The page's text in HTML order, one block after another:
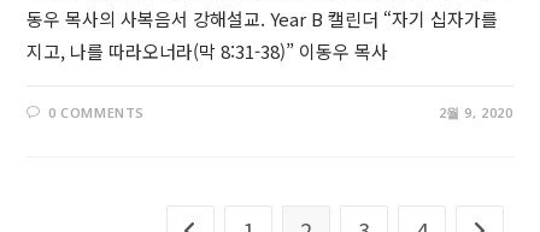
동우 목사의 사복음서 강해설교. Year B 캘린더 “자기 십자가를
지고, 나를 따라오너라(막 8:31-38)” 이동우 목사
0 COMMENTS 2월 9, 2020